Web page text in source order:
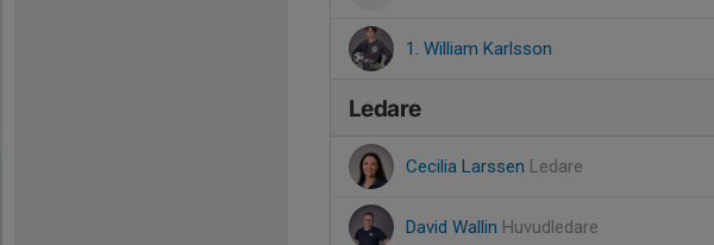
1. William Karlsson
Ledare
Cecilia Larssen Ledare
David Wallin Huvudledare